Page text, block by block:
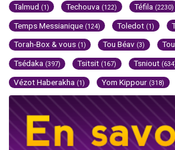
Talmud (1) Techouva (122) Téfila (2230)
Temps Messianique (124) Toledot (1)
Torah-Box & vous (1) Tou Béav (3)
Tsédaka (397) Tsitsit (167) Tsniout
Vézot Haberakha (1) Yom Kippour (318)